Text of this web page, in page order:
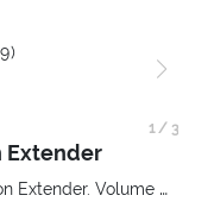
Extender
Le mascara de Pupa dans sa version Extender. Volume extension 3D. Des cils amplifiés et liftés à l’infini.
1/ 3